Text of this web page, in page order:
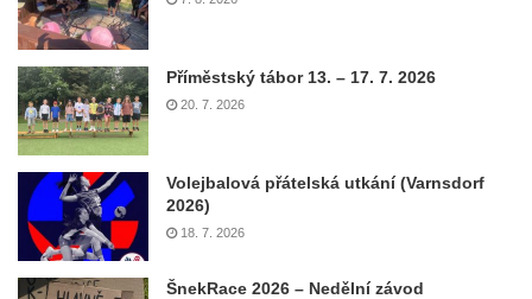
Příměstský tábor 13. – 17. 7. 2026
20. 7. 2026
Volejbalová přátelská utkání (Varnsdorf
2026)
18. 7. 2026
ŠnekRace 2026 – Nedělní závod